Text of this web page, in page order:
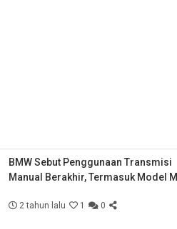
BMW Sebut Penggunaan Transmisi
Manual Berakhir, Termasuk Model M
2 tahun lalu 1 0